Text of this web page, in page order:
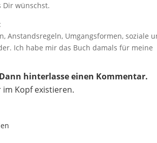
Dir wünschst.
Anstandsregeln, Umgangsformen, soziale
Ich habe mir das Buch damals für meine
hinterlasse einen Kommentar.
im Kopf existieren.